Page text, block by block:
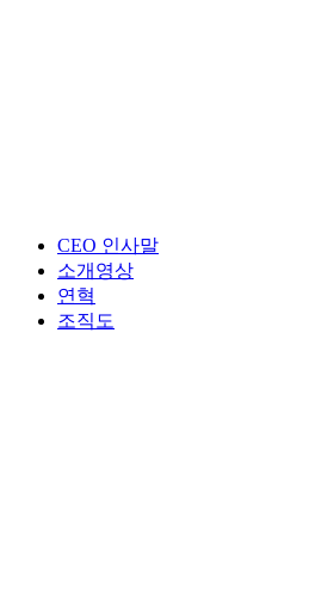
CEO 인사말
소개영상
연혁
조직도